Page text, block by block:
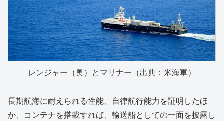
レンジャー（奥）とマリナー（出典：米海軍）
長期航海に耐えられる性能、自律航行能力を証明したほ
か、コンテナを搭載すれば、輸送船としての一面を披露し